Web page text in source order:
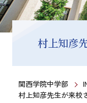
村上知彦
関西学院中学部
村上知彦先生が来校